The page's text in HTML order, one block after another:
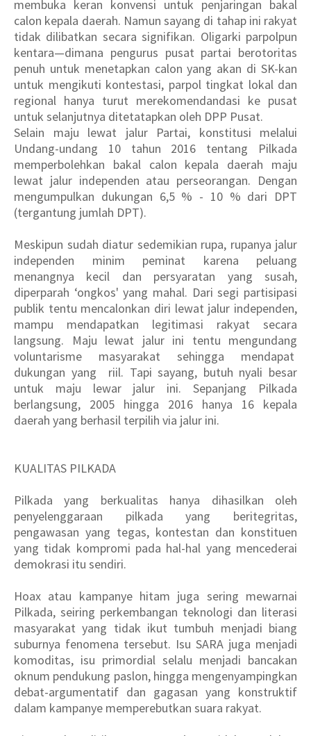
membuka keran konvensi untuk penjaringan bakal
calon kepala daerah. Namun sayang di tahap ini rakyat
tidak dilibatkan secara signifikan. Oligarki parpolpun
kentara—dimana pengurus pusat partai berotoritas
penuh untuk menetapkan calon yang akan di SK-kan
untuk mengikuti kontestasi, parpol tingkat lokal dan
regional hanya turut merekomendandasi ke pusat
untuk selanjutnya ditetatapkan oleh DPP Pusat.
Selain maju lewat jalur Partai, konstitusi melalui
Undang-undang 10 tahun 2016 tentang Pilkada
memperbolehkan bakal calon kepala daerah maju
lewat jalur independen atau perseorangan. Dengan
mengumpulkan dukungan 6,5 % - 10 % dari DPT
(tergantung jumlah DPT).
Meskipun sudah diatur sedemikian rupa, rupanya jalur
independen minim peminat karena peluang
menangnya kecil dan persyaratan yang susah,
diperparah ‘ongkos' yang mahal. Dari segi partisipasi
publik tentu mencalonkan diri lewat jalur independen,
mampu mendapatkan legitimasi rakyat secara
langsung. Maju lewat jalur ini tentu mengundang
voluntarisme masyarakat sehingga mendapat
dukungan yang riil. Tapi sayang, butuh nyali besar
untuk maju lewar jalur ini. Sepanjang Pilkada
berlangsung, 2005 hingga 2016 hanya 16 kepala
daerah yang berhasil terpilih via jalur ini.
KUALITAS PILKADA
Pilkada yang berkualitas hanya dihasilkan oleh
penyelenggaraan pilkada yang beritegritas,
pengawasan yang tegas, kontestan dan konstituen
yang tidak kompromi pada hal-hal yang mencederai
demokrasi itu sendiri.
Hoax atau kampanye hitam juga sering mewarnai
Pilkada, seiring perkembangan teknologi dan literasi
masyarakat yang tidak ikut tumbuh menjadi biang
suburnya fenomena tersebut. Isu SARA juga menjadi
komoditas, isu primordial selalu menjadi bancakan
oknum pendukung paslon, hingga mengenyampingkan
debat-argumentatif dan gagasan yang konstruktif
dalam kampanye memperebutkan suara rakyat.